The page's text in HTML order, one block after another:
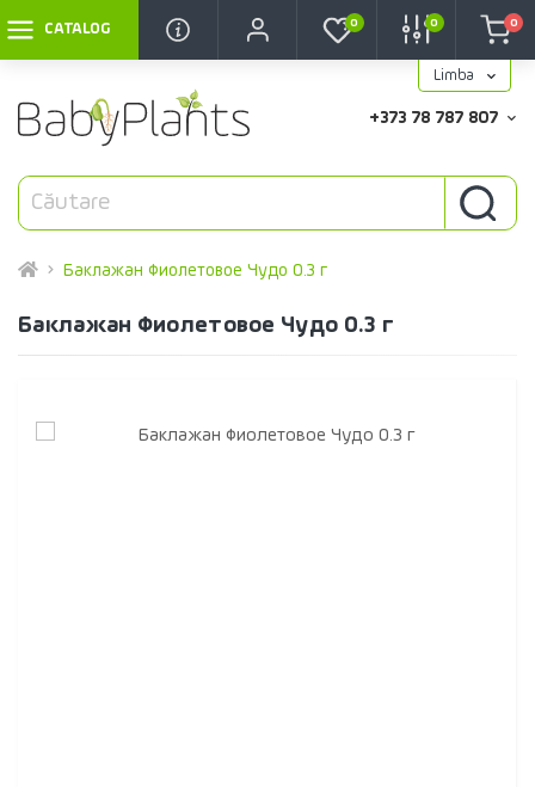
CATALOG
Limba
0 0 0
+373 78 787 807
Баклажан Фиолетовое Чудо 0.3 г
Баклажан Фиолетовое Чудо 0.3 г